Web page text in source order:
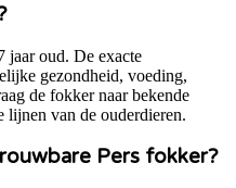
jaar oud. De exacte
gezondheid, voeding,
de fokker naar bekende
lijnen van de ouderdieren.
Pers fokker?